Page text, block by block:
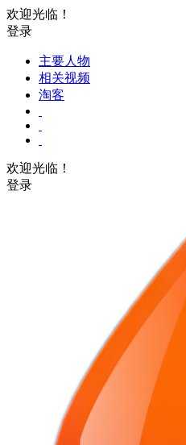
欢迎光临！
登录
主要人物
相关视频
淘客
欢迎光临！
登录